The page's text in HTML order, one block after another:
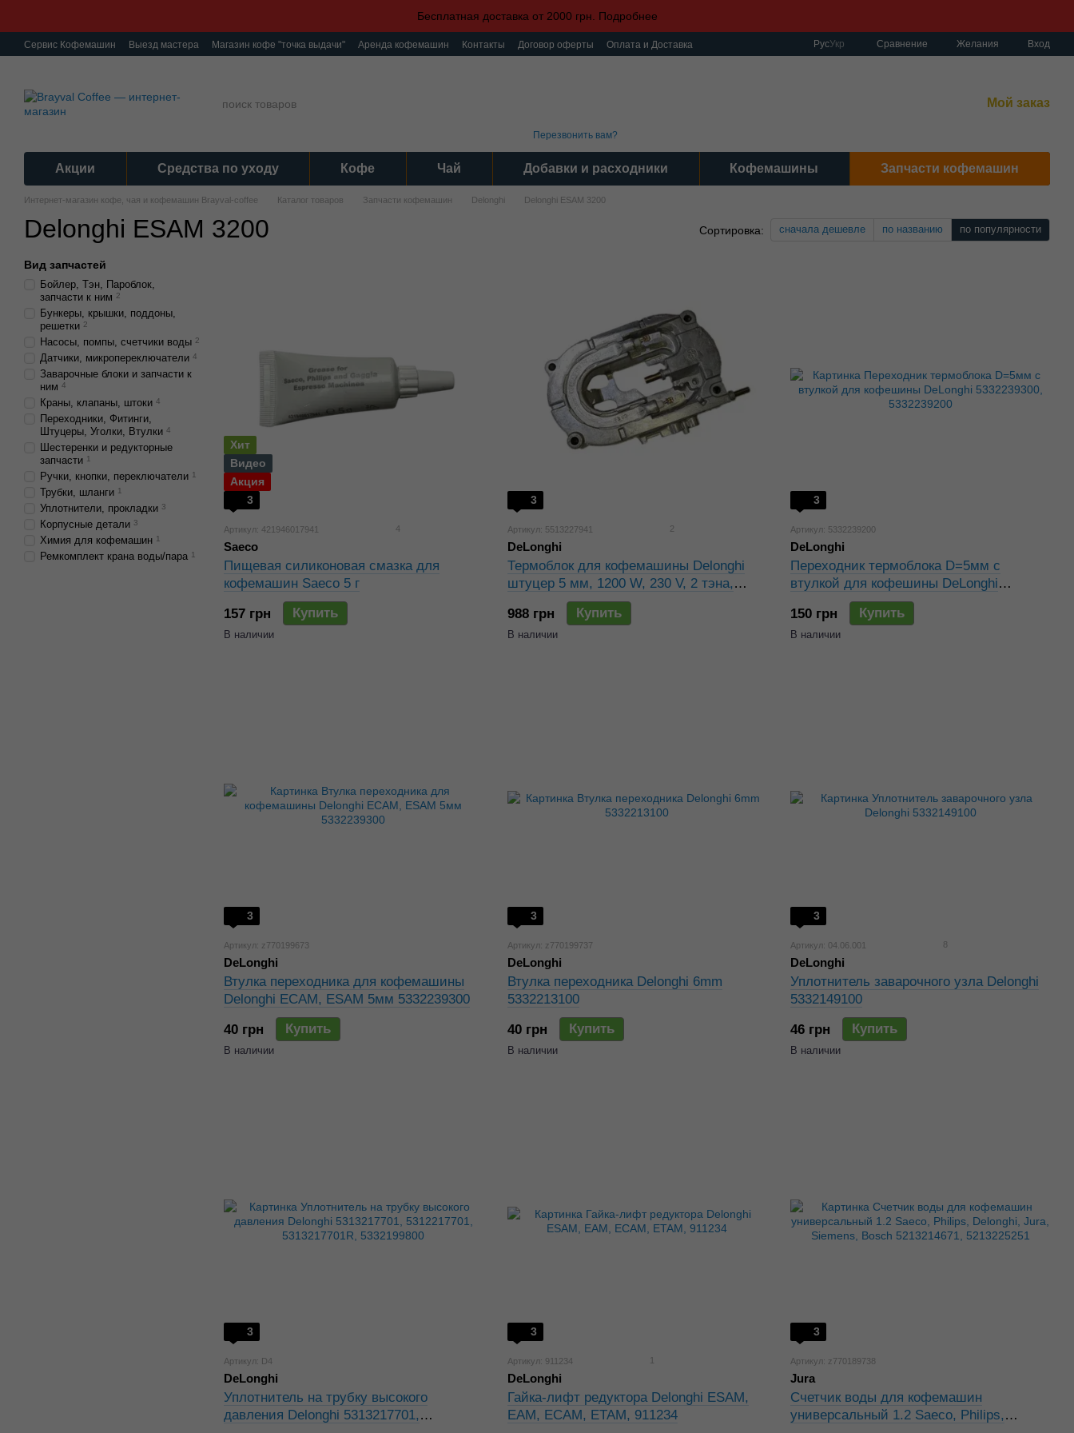
Бесплатная доставка от 2000 грн. Подробнее
Сервис Кофемашин Выезд мастера Магазин кофе "точка выдачи" Аренда кофемашин Контакты Договор оферты
Оплата и Доставка
РусУкр Сравнение Желания Вход
Перезвонить вам?
Мой заказ
Акции Средства по уходу Кофе Чай Добавки и расходники Кофемашины Запчасти кофемашин
Интернет-магазин кофе, чая и кофемашин Brayval-coffee Каталог товаров Запчасти кофемашин Delonghi Delonghi ESAM 3200
Delonghi ESAM 3200 Сортировка: сначала дешевле по названию по популярности
Хит
Видео
Акция
3
Артикул: 421946017941 4
Saeco
Пищевая силиконовая смазка для
кофемашин Saeco 5 г
157 грн
Купить
В наличии
3
Артикул: 5513227941 2
DeLonghi
Термоблок для кофемашины Delonghi
штуцер 5 мм, 1200 W, 230 V, 2 тэна,
5513227941, 5532139700
988 грн
Купить
В наличии
3
Артикул: 5332239200
DeLonghi
Переходник термоблока D=5мм с
втулкой для кофешины DeLonghi
5332239300, 5332239200
150 грн
Купить
В наличии
3
Артикул: z770199673
DeLonghi
Втулка переходника для кофемашины
Delonghi ECAM, ESAM 5мм 5332239300
40 грн
Купить
В наличии
3
Артикул: z770199737
DeLonghi
Втулка переходника Delonghi 6mm
5332213100
40 грн
Купить
В наличии
3
Артикул: 04.06.001 8
DeLonghi
Уплотнитель заварочного узла Delonghi
5332149100
46 грн
Купить
В наличии
3
Артикул: D4
DeLonghi
Уплотнитель на трубку высокого
давления Delonghi 5313217701,
3
Артикул: 911234 1
DeLonghi
Гайка-лифт редуктора Delonghi ESAM,
EAM, ECAM, ETAM, 911234
3
Артикул: z770189738
Jura
Счетчик воды для кофемашин
универсальный 1.2 Saeco, Philips,
Вид запчастей
Бойлер, Тэн, Пароблок,
запчасти к ним 2
Бункеры, крышки, поддоны,
решетки 2
Насосы, помпы, счетчики воды 2
Датчики, микропереключатели 4
Заварочные блоки и запчасти к
ним 4
Краны, клапаны, штоки 4
Переходники, Фитинги,
Штуцеры, Уголки, Втулки 4
Шестеренки и редукторные
запчасти 1
Ручки, кнопки, переключатели 1
Трубки, шланги 1
Уплотнители, прокладки 3
Корпусные детали 3
Химия для кофемашин 1
Ремкомплект крана воды/пара 1